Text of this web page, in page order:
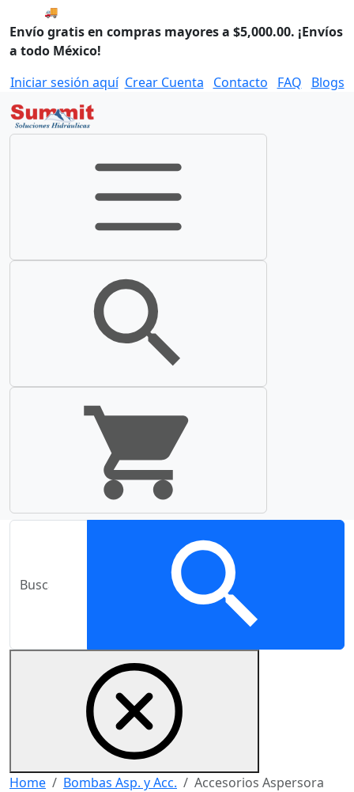
🚚 Envío el Martes, 11 de agosto si compras hoy.
Envío gratis en compras mayores a $5,000.00. ¡Envíos
a todo México!
Iniciar sesión aquí Crear Cuenta Contacto FAQ Blogs
Home Bombas Asp. y Acc. Accesorios Aspersora